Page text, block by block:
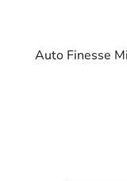
Auto Finesse